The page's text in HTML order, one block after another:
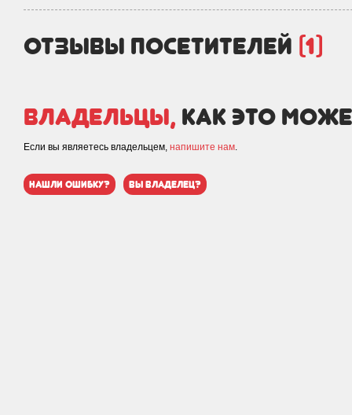
отзывы посетителей (1)
Владельцы, как это
Если вы являетесь владельцем, напишите нам.
нашли ошибку? вы владелец?